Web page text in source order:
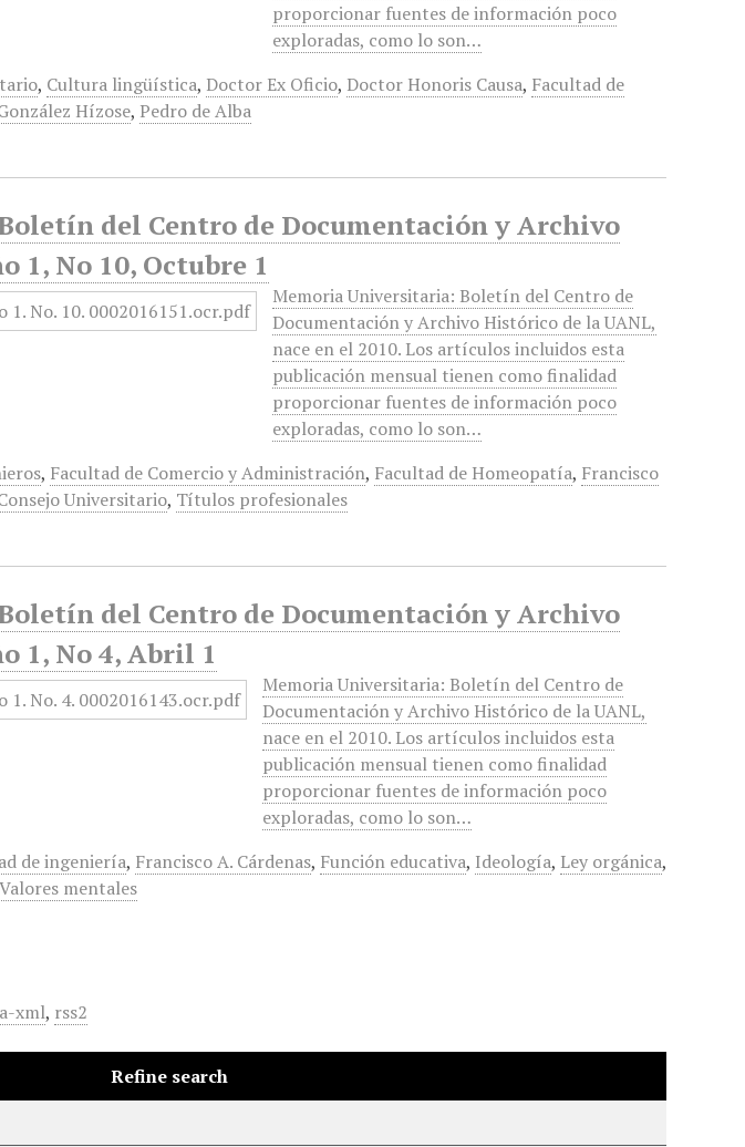
proporcionar fuentes de información poco
exploradas, como lo son…
, Cultura lingüística, Doctor Ex Oficio, Doctor Honoris Causa, Facultad de
Hízose, Pedro de Alba
del Centro de Documentación y Archivo
1, No 10, Octubre 1
Memoria Universitaria: Boletín del Centro de
Documentación y Archivo Histórico de la UANL,
nace en el 2010. Los artículos incluidos esta
publicación mensual tienen como finalidad
proporcionar fuentes de información poco
exploradas, como lo son…
, Facultad de Comercio y Administración, Facultad de Homeopatía, Francisco
Universitario, Títulos profesionales
del Centro de Documentación y Archivo
1, No 4, Abril 1
Memoria Universitaria: Boletín del Centro de
Documentación y Archivo Histórico de la UANL,
nace en el 2010. Los artículos incluidos esta
publicación mensual tienen como finalidad
proporcionar fuentes de información poco
exploradas, como lo son…
de ingeniería, Francisco A. Cárdenas, Función educativa, Ideología, Ley orgánica,
Valores mentales
xml, rss2
Refine search